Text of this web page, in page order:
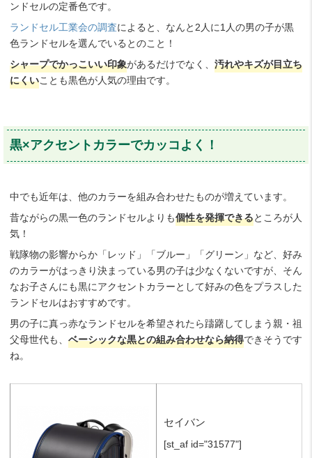
ンドセルの定番色です。
ランドセル工業会の調査によると、なんと2人に1人の男の子が黒
色ランドセルを選んでいるとのこと！
シャープでかっこいい印象があるだけでなく、 汚れやキズが目立ち
にくいことも黒色が人気の理由です。
黒×アクセントカラーでカッコよく！
中でも近年は、他のカラーを組み合わせたものが増えています。
昔ながらの黒一色のランドセルよりも個性を発揮できるところが人
気！
戦隊物の影響からか「レッド」「ブルー」「グリーン」など、好み
のカラーがはっきり決まっている男の子は少なくないですが、そん
なお子さんにも黒にアクセントカラーとして好みの色をプラスした
ランドセルはおすすめです。
男の子に真っ赤なランドセルを希望されたら躊躇してしまう親・祖
父母世代も、 ベーシックな黒との組み合わせなら納得できそうです
ね。
セイバン
[st_af id="31577"]